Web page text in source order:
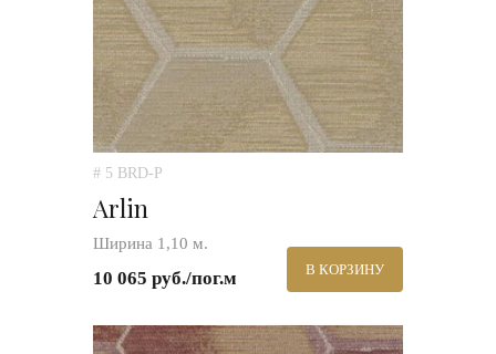
# 5 BRD-P
Arlin
Ширина 1,10 м.
10 065 руб./пог.м В КОРЗИНУ